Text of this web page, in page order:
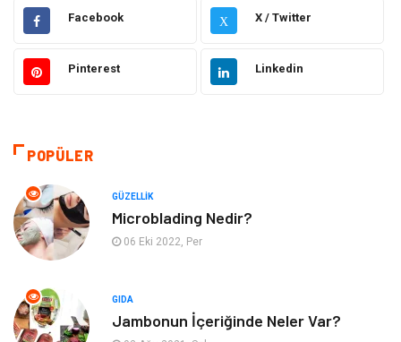
Dekorasyon Elektronik
Güzellik Makine
Sağlıklı Yaşam
Yeme İçme
Organizasyon
Moda
Emlak Spor
Facebook X X / Twitter
Pinterest Linkedin
POPÜLER
GÜZELLIK
Microblading Nedir?
06 Eki 2022, Per
GIDA
Jambonun İçeriğinde Neler Var?